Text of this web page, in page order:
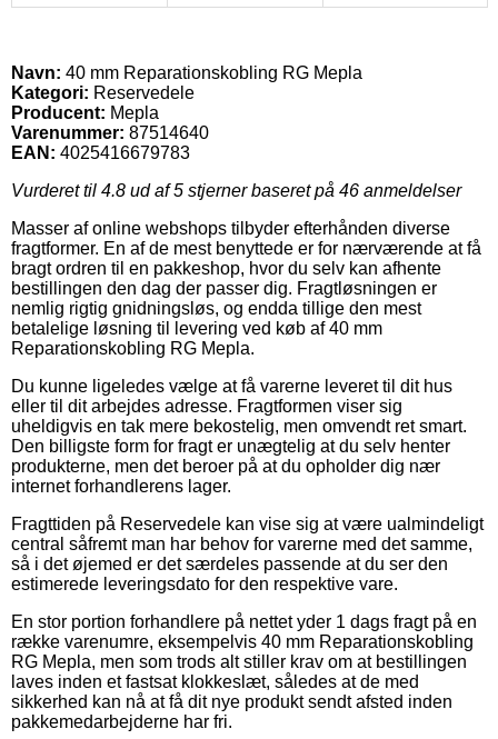
Navn: 40 mm Reparationskobling RG Mepla
Kategori: Reservedele
Producent: Mepla
Varenummer: 87514640
EAN: 4025416679783
Vurderet til 4.8 ud af 5 stjerner baseret på 46 anmeldelser
Masser af online webshops tilbyder efterhånden diverse
fragtformer. En af de mest benyttede er for nærværende at få
bragt ordren til en pakkeshop, hvor du selv kan afhente
bestillingen den dag der passer dig. Fragtløsningen er
nemlig rigtig gnidningsløs, og endda tillige den mest
betalelige løsning til levering ved køb af 40 mm
Reparationskobling RG Mepla.
Du kunne ligeledes vælge at få varerne leveret til dit hus
eller til dit arbejdes adresse. Fragtformen viser sig
uheldigvis en tak mere bekostelig, men omvendt ret smart.
Den billigste form for fragt er unægtelig at du selv henter
produkterne, men det beroer på at du opholder dig nær
internet forhandlerens lager.
Fragttiden på Reservedele kan vise sig at være ualmindeligt
central såfremt man har behov for varerne med det samme,
så i det øjemed er det særdeles passende at du ser den
estimerede leveringsdato for den respektive vare.
En stor portion forhandlere på nettet yder 1 dags fragt på en
række varenumre, eksempelvis 40 mm Reparationskobling
RG Mepla, men som trods alt stiller krav om at bestillingen
laves inden et fastsat klokkeslæt, således at de med
sikkerhed kan nå at få dit nye produkt sendt afsted inden
pakkemedarbejderne har fri.